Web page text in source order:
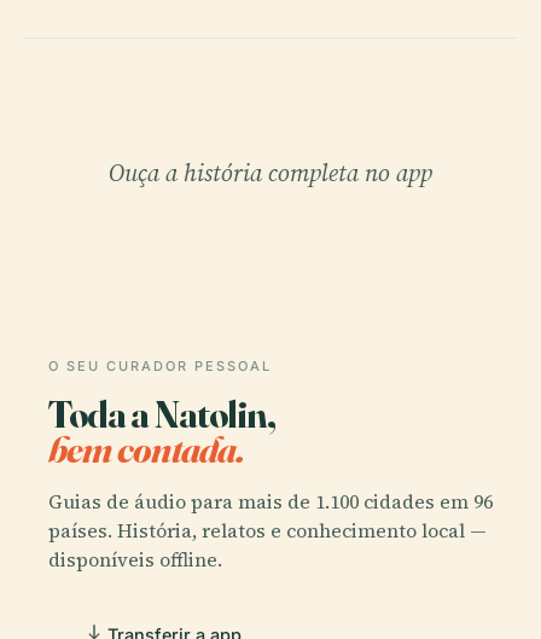
Ouça a história completa no app
O SEU CURADOR PESSOAL
Toda a Natolin,
bem contada.
Guias de áudio para mais de 1.100 cidades em 96
países. História, relatos e conhecimento local —
disponíveis offline.
Transferir a app